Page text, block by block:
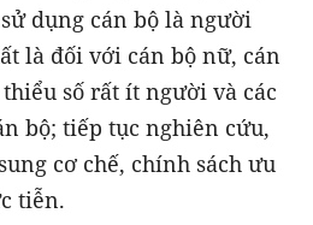
dụng cán bộ là người
là đối với cán bộ nữ, cán
số rất ít người và các
bộ; tiếp tục nghiên cứu,
cơ chế, chính sách ưu
tiễn.